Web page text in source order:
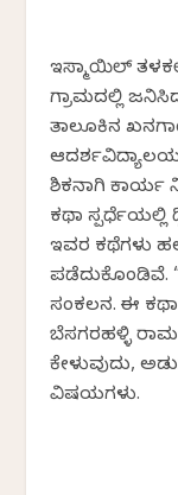
ಇಸ್ಮಾಯಿಲ್
ಗ್ರಾಮದಲ್ಲಿ
ತಾಲೂಕಿನ
ಶಿಕ್ಷಕನಾಗಿ
ಕಥಾ
ಇವರ ಕಥೆಗಳು
ಪಡೆದುಕೊಂಡಿವೆ.
ಸಂಕಲನ. ಈ ಕಥಾ
ಬೆಸಗರಹಳ್ಳಿ
ಕೇಳುವುದು,
ವಿಷಯಗಳು.